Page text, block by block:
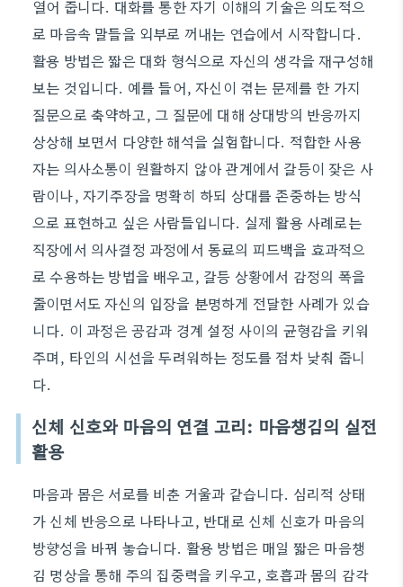
열어 줍니다. 대화를 통한 자기 이해의 기술은 의도적으
로 마음속 말들을 외부로 꺼내는 연습에서 시작합니다.
활용 방법은 짧은 대화 형식으로 자신의 생각을 재구성해
보는 것입니다. 예를 들어, 자신이 겪는 문제를 한 가지
질문으로 축약하고, 그 질문에 대해 상대방의 반응까지
상상해 보면서 다양한 해석을 실험합니다. 적합한 사용
자는 의사소통이 원활하지 않아 관계에서 갈등이 잦은 사
람이나, 자기주장을 명확히 하되 상대를 존중하는 방식
으로 표현하고 싶은 사람들입니다. 실제 활용 사례로는
직장에서 의사결정 과정에서 동료의 피드백을 효과적으
로 수용하는 방법을 배우고, 갈등 상황에서 감정의 폭을
줄이면서도 자신의 입장을 분명하게 전달한 사례가 있습
니다. 이 과정은 공감과 경계 설정 사이의 균형감을 키워
주며, 타인의 시선을 두려워하는 정도를 점차 낮춰 줍니
다.
신체 신호와 마음의 연결 고리: 마음챙김의 실전
활용
마음과 몸은 서로를 비춘 거울과 같습니다. 심리적 상태
가 신체 반응으로 나타나고, 반대로 신체 신호가 마음의
방향성을 바꿔 놓습니다. 활용 방법은 매일 짧은 마음챙
김 명상을 통해 주의 집중력을 키우고, 호흡과 몸의 감각